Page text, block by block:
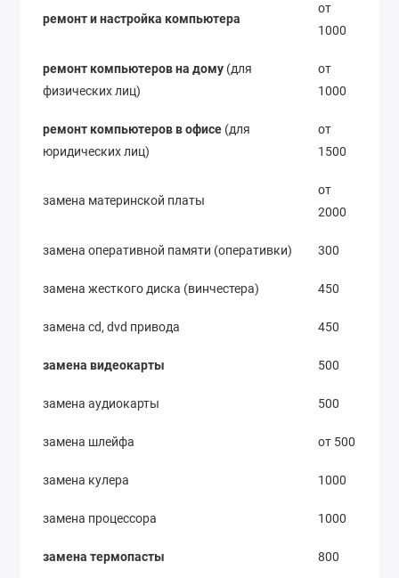
ремонт и настройка компьютера
от
1000
ремонт компьютеров на дому (для
физических лиц)
от
1000
ремонт компьютеров в офисе (для
юридических лиц)
от
1500
замена материнской платы
от
2000
замена оперативной памяти (оперативки) 300
замена жесткого диска (винчестера) 450
замена cd, dvd привода 450
замена видеокарты 500
замена аудиокарты 500
замена шлейфа от 500
замена кулера 1000
замена процессора 1000
замена термопасты 800